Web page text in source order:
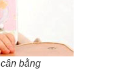
bằng